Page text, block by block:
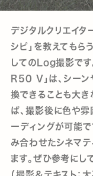
デジタルクリエイタ
シピ」を教えてもら
してのLog撮影です
R50 V」は、シー
換できることも大
ば、撮影後に色や
ーディングが可能
み合わせたシネマ
ます。ぜひ参考にし